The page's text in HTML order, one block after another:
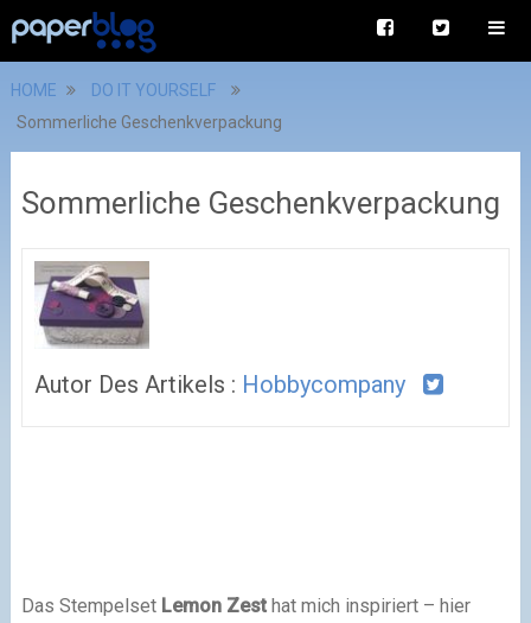
HOME
DO IT YOURSELF
Sommerliche Geschenkverpackung
Sommerliche Geschenkverpackung
Autor Des Artikels : Hobbycompany
Das Stempelset Lemon Zesthat mich inspiriert – hier